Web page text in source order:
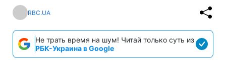
RBC.UA
Не трать время на шум! Читай только суть из
РБК-Украина в Google